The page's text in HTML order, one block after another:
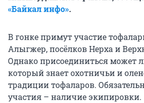
«Байкал инфо».
В гонке примут участие
Алыгжер, посёлков Нерха и
Однако присоединиться
который знает охотничьи и
традиции тофаларов.
участия – наличие экипировки.